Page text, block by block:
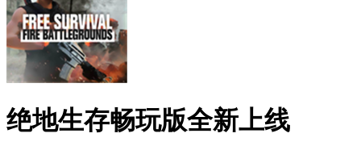
绝地生存畅玩版全新上线